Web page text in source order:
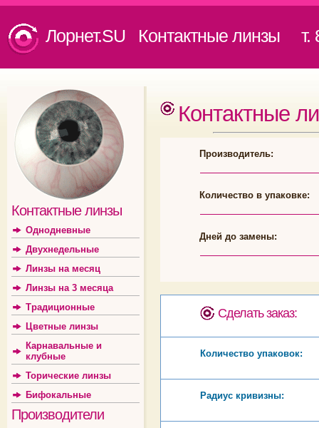
Лорнет.SU Контактные линзы т.
Контактные линзы
Однодневные
Двухнедельные
Линзы на месяц
Линзы на 3 месяца
Традиционные
Цветные линзы
Карнавальные и
клубные
Торические линзы
Бифокальные
Производители
Контактные
Производитель:
Количество в упаковке:
Дней до замены:
Сделать заказ:
Количество упаковок:
Радиус кривизны: